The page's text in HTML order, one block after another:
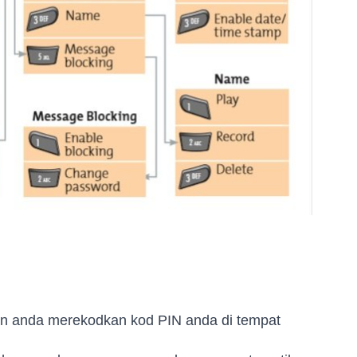
anda merekodkan kod PIN anda di tempat